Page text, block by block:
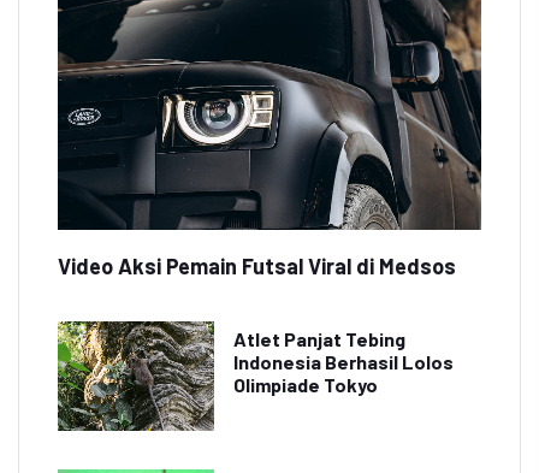
Video Aksi Pemain Futsal Viral di Medsos
Atlet Panjat Tebing
Indonesia Berhasil Lolos
Olimpiade Tokyo